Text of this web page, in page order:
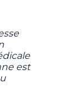
est